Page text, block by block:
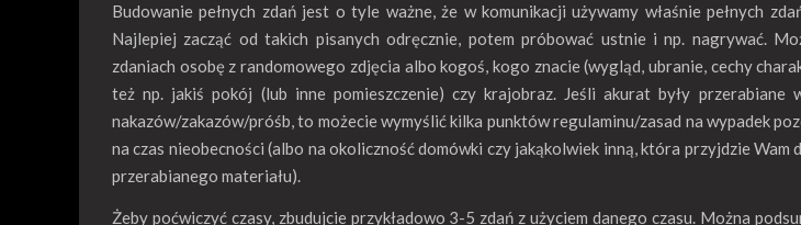
Budowanie pełnych zdań jest o tyle ważne, że w komunikacji używamy właśnie pełnych
Najlepiej zacząć od takich pisanych odręcznie, potem próbować ustnie i np. nagrywać.
zdaniach osobę z randomowego zdjęcia albo kogoś, kogo znacie (wygląd, ubranie, cechy
też np. jakiś pokój (lub inne pomieszczenie) czy krajobraz. Jeśli akurat były przerabiane
nakazów/zakazów/próśb, to możecie wymyślić kilka punktów regulaminu/zasad na wypadek
na czas nieobecności (albo na okoliczność domówki czy jakąkolwiek inną, która przyjdzie Wam
przerabianego materiału).
Żeby poćwiczyć czasy, zbudujcie przykładowo 3-5 zdań z użyciem danego czasu. Można